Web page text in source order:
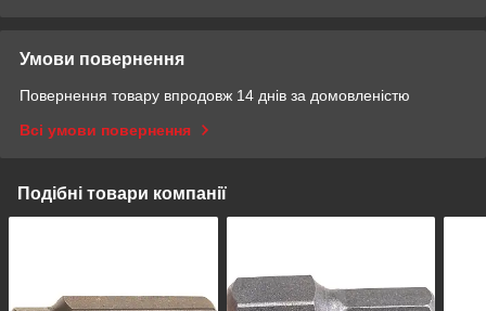
Умови повернення
Повернення товару впродовж 14 днів за домовленістю
Всі умови повернення
Подібні товари компанії